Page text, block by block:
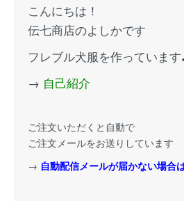
こんにちは！
伝七商店のよしかです
フレブル犬服を作っていま
→ 自己紹介
ご注文いただくと自動で
ご注文メールをお送りしています
→ 自動配信メールが届かない場合